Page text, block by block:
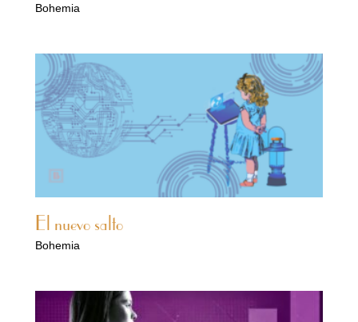
Bohemia
El nuevo salto
Bohemia